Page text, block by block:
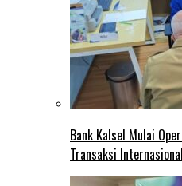
Bank Kalsel Mulai
Transaksi Internasional